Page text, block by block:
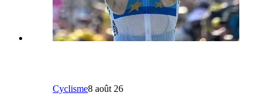
Cyclisme8 août 26